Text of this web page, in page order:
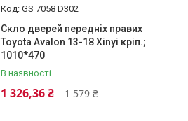
GS 7058 D302
Скло дверей передніх правих
Toyota Avalon 13-18 Xinyi кріп.;
1010*470
В наявності
1 579 ₴
1 326,36 ₴